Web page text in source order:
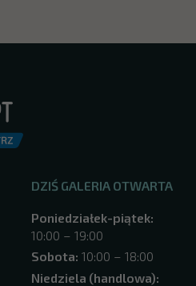
DZIŚ GALERIA OTWARTA
Poniedziałek-piątek:
10:00 – 19:00
Sobota: 10:00 – 18:00
Niedziela (handlowa):